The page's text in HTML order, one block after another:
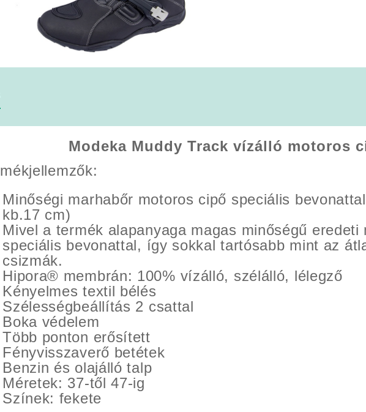
Modeka Muddy Track vízálló motoros
Minőségi marhabőr motoros cipő speciális
kb.17 cm)
Mivel a termék alapanyaga magas minőségű eredeti
speciális bevonattal, így sokkal tartósabb mint az
csizmák.
Hipora® membrán: 100% vízálló, szélálló, lélegző
Kényelmes textil bélés
Szélességbeállítás 2 csattal
Boka védelem
Több ponton erősített
Fényvisszaverő betétek
Benzin és olajálló talp
Méretek: 37-től 47-ig
Színek: fekete